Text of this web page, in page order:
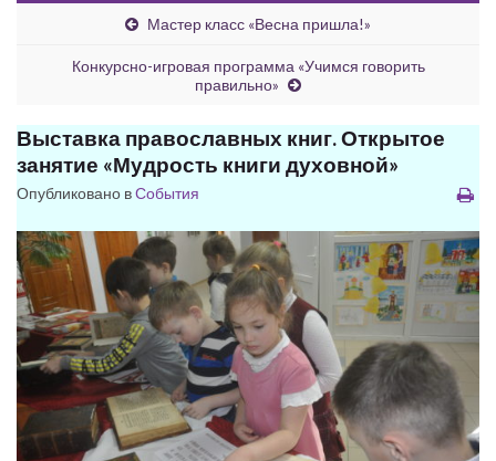
Мастер класс «Весна пришла!»
Конкурсно-игровая программа «Учимся говорить
правильно»
Выставка православных книг. Открытое
занятие «Мудрость книги духовной»
Опубликовано вСобытия